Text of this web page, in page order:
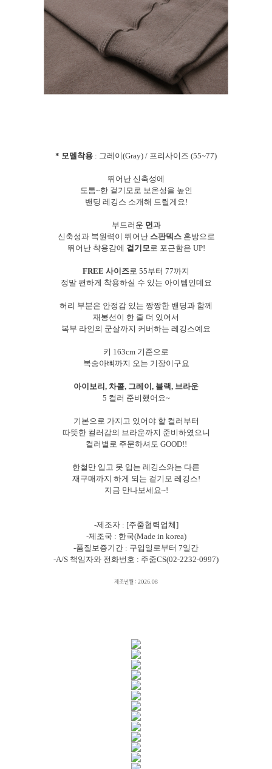
* 모델착용 : 그레이(Gray) / 프리사이즈 (55~77)
뛰어난 신축성에
도톰~한 겉기모로 보온성을 높인
밴딩 레깅스 소개해 드릴게요!
부드러운 면 과
신축성과 복원력이 뛰어난 스판덱스혼방으로
뛰어난 착용감에 겉기모 로 포근함은 UP!
FREE 사이즈로 55부터 77까지
정말 편하게 착용하실 수 있는 아이템인데요
허리 부분은 안정감 있는 짱짱한 밴딩과 함께
재봉선이 한 줄 더 있어서
복부 라인의 군살까지 커버하는 레깅스예요
키 163cm 기준으로
복숭아뼈까지 오는 기장이구요
아이보리, 차콜, 그레이, 블랙, 브라운
5 컬러 준비했어요~
기본으로 가지고 있어야 할 컬러부터
따뜻한 컬러감의 브라운까지 준비하였으니
컬러별로 주문하셔도 GOOD!!
한철만 입고 못 입는 레깅스와는 다른
재구매까지 하게 되는 겉기모 레깅스!
지금 만나보세요~!
-제조자 : [주줌협력업체]
-제조국 : 한국(Made in korea)
-품질보증기간 : 구입일로부터 7일간
-A/S 책임자와 전화번호 : 주줌CS(02-2232-0997)